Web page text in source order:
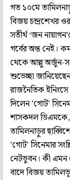
গত ১০মে
বিজয় চন্দ্রশেখর
সতীর্থ ‘জন
গর্বের অন্ত নেই।
থেকে আল্লু অর্জুন-
শুভেচ্ছা
রাজনৈতিক
দিলেন 'গোট'
শাসকদল ডিএমকে,
তামিলনাড়ুর
'গোট' সিনেমার
নেটভুবন। কী এমন
বাদে বিজয়